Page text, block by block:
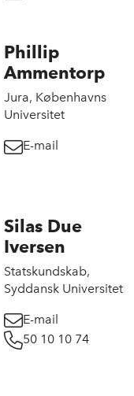
Phillip
Ammentorp
Jura, Københavns
Universitet
E-mail
Silas Due
Iversen
Statskundskab,
Syddansk Universitet
E-mail
50 10 10 74